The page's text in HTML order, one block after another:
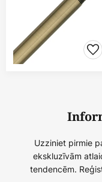
Uzziniet pirmie
ekskluzīvām
tendencēm.